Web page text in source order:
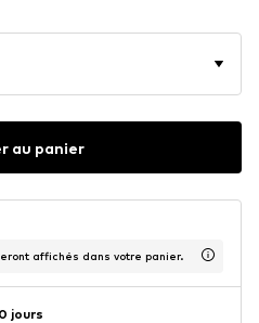
au panier
affichés dans votre panier.
jours